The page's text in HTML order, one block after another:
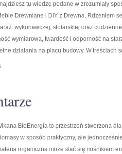
tu wiedzę podane w zrozumiały
Drewniane i DIY z Drewna. Rdzeniem
wykonawczej, stolarskiej oraz
wymiarowa, twardość i odporność na
działania na placu budowy. W treściach
BioEnergia to przestrzeń stworzona
w sposób praktyczny, ale
organiczna może stać się nośnikiem